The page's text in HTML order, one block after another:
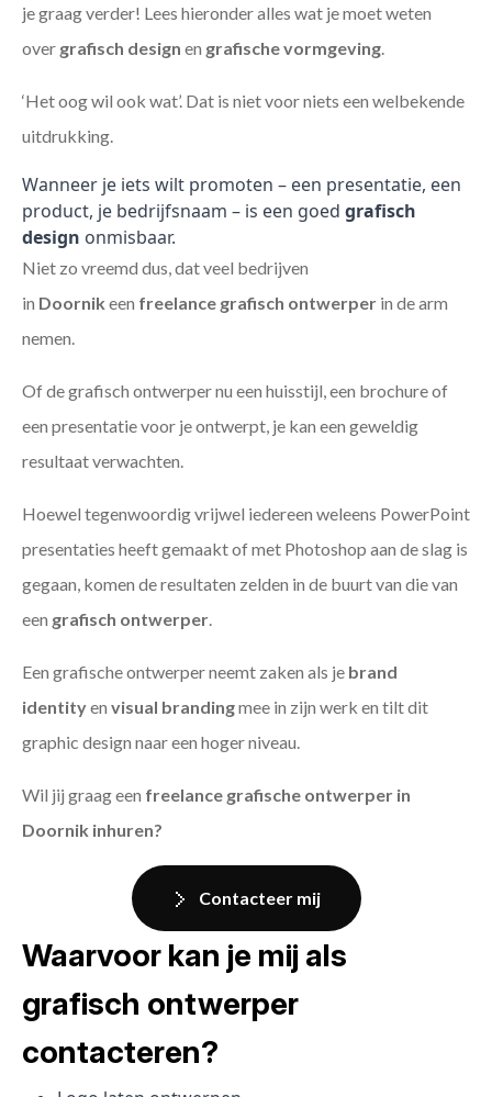
je graag verder! Lees hieronder alles wat je moet weten
over grafisch design en grafische vormgeving
‘Het oog wil ook wat’. Dat is niet voor niets een welbekende
uitdrukking.
Wanneer je iets wilt promoten – een presentatie, een
product, je bedrijfsnaam – is een goed grafisch
design onmisbaar.
Niet zo vreemd dus, dat veel bedrijven
in Doornik een freelance grafisch ontwerper in de arm
nemen.
Of de grafisch ontwerper nu een huisstijl, een brochure of
een presentatie voor je ontwerpt, je kan een geweldig
resultaat verwachten.
Hoewel tegenwoordig vrijwel iedereen weleens PowerPoint
presentaties heeft gemaakt of met Photoshop aan de slag is
gegaan, komen de resultaten zelden in de buurt van die van
een grafisch ontwerper
Een grafische ontwerper neemt zaken als je brand
identityen visual brandingmee in zijn werk en tilt dit
graphic design naar een hoger niveau.
Wil jij graag een freelance grafische ontwerper in
Doornik inhuren?
Contacteer mij
Waarvoor kan je mij als
grafisch ontwerper
contacteren?